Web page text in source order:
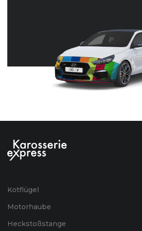
Kotflügel
Motorhaube
Heckstoßstange